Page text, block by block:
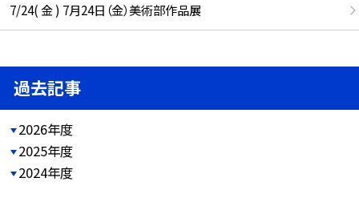
7/24( 金 ) 7月24日（金）美術部作品展
過去記事
2026年度
2025年度
2024年度